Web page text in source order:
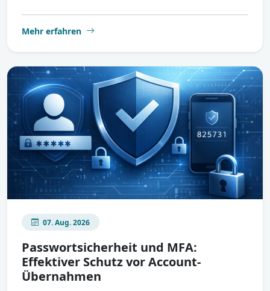
Mehr erfahren
07. Aug. 2026
Passwortsicherheit und MFA:
Effektiver Schutz vor Account-
Übernahmen